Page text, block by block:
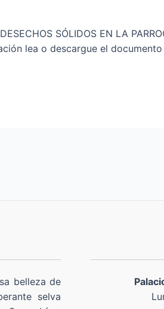
SÓLIDOS EN LA
lea o descargue el
belleza de
selva